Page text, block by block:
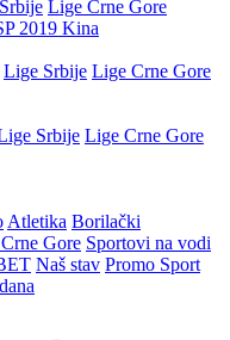
Lige Crne Gore
2019 Kina
Lige Srbije Lige Crne Gore
Srbije Lige Crne Gore
Atletika Borilački
Gore Sportovi na vodi
Naš stav Promo Sport